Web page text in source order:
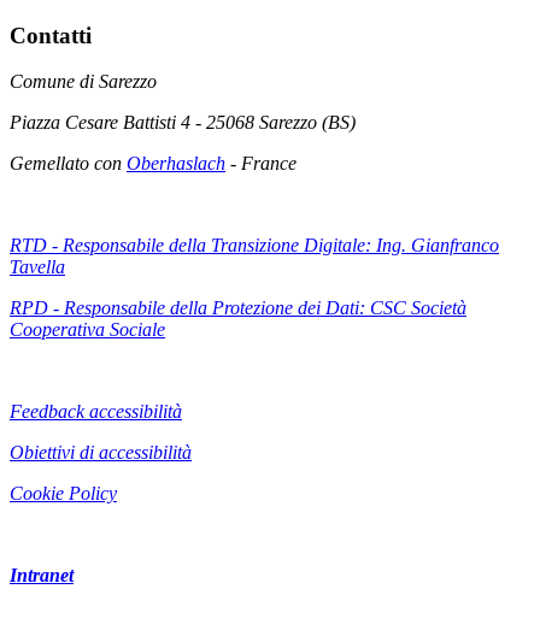
Contatti
Comune di Sarezzo
Piazza Cesare Battisti 4 - 25068 Sarezzo (BS)
Gemellato con Oberhaslach - France
RTD - Responsabile della Transizione Digitale: Ing. Gianfranco
Tavella
RPD - Responsabile della Protezione dei Dati: CSC Società
Cooperativa Sociale
Feedback accessibilità
Obiettivi di accessibilità
Cookie Policy
Intranet